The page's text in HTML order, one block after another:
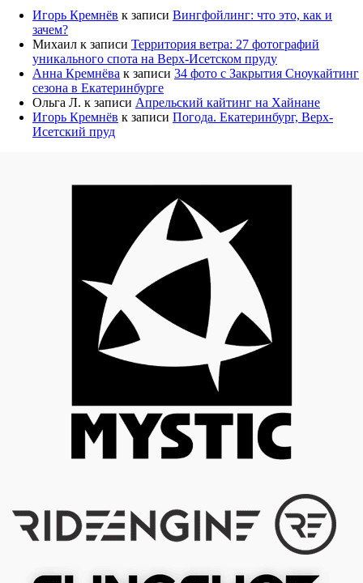
Игорь Кремнёв к записи Вингфойлинг: что это, как и
зачем?
Михаил к записи Территория ветра: 27 фотографий
уникального спота на Верх-Исетском пруду
Анна Кремнёва к записи 34 фото с Закрытия Сноукайтинг
сезона в Екатеринбурге
Ольга Л. к записи Апрельский кайтинг на Хайнане
Игорь Кремнёв к записи Погода. Екатеринбург, Верх-
Исетский пруд